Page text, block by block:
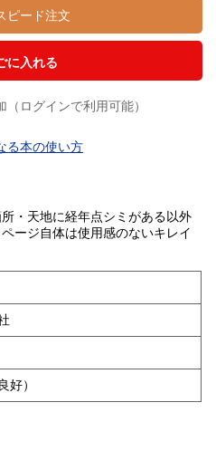
ピード注文
に入れる
ログインで利用可能）
る本の使い方
・天地に経年点シミがある以外
ージ自体は使用感のないキレイ
好）